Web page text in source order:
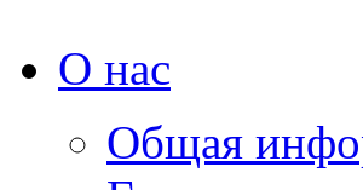
О нас
Общая